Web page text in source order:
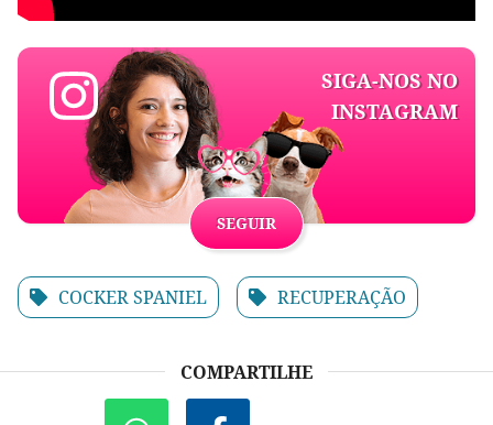
SIGA-NOS NO
INSTAGRAM
SEGUIR
COCKER SPANIEL RECUPERAÇÃO
COMPARTILHE